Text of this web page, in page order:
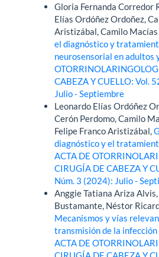
Gloria Fernanda Corredor
Elías Ordóñez Ordoñez,
Aristizábal, Camilo
el diagnóstico y
neurosensorial en adultos
CABEZA Y CUELLO: Vol.
Julio - Septiembre
Leonardo Elías Ordóñez
Cerón Perdomo, Camilo
Felipe Franco Aristizábal,
diagnóstico y el
ACTA DE
CIRUGÍA DE CABEZA Y
Núm. 3 (2024): Julio -
Anggie Tatiana Ariza
Bustamante, Néstor
Mecanismos y vías
transmisión de la
ACTA DE